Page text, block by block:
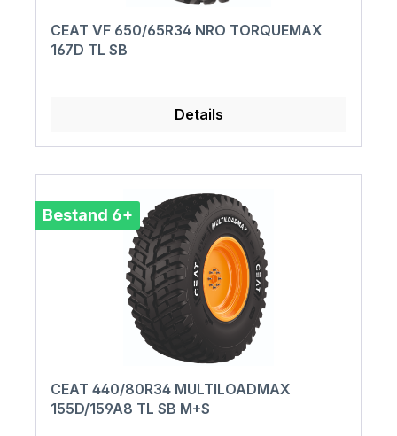
CEAT VF 650/65R34 NRO TORQUEMAX
167D TL SB
Details
Bestand 6+
CEAT 440/80R34 MULTILOADMAX
155D/159A8 TL SB M+S